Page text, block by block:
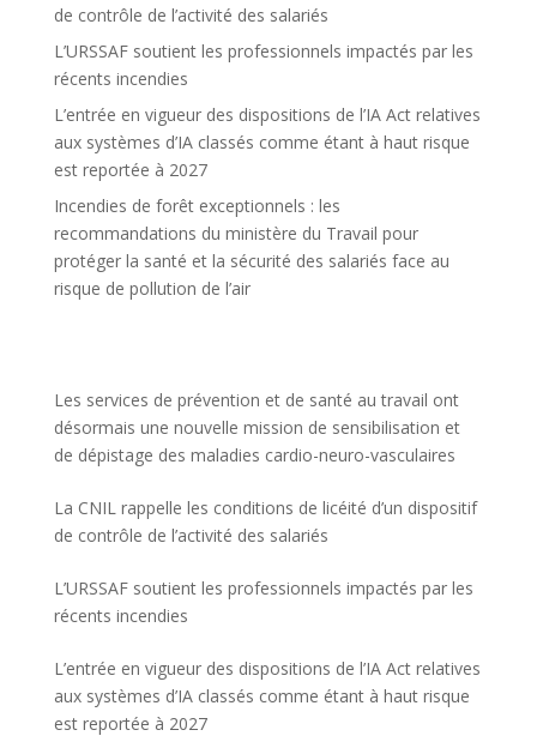
de contrôle de l’activité des salariés
L’URSSAF soutient les professionnels impactés par les
récents incendies
L’entrée en vigueur des dispositions de l’IA Act relatives
aux systèmes d’IA classés comme étant à haut risque
est reportée à 2027
Incendies de forêt exceptionnels : les
recommandations du ministère du Travail pour
protéger la santé et la sécurité des salariés face au
risque de pollution de l’air
Les services de prévention et de santé au travail ont
désormais une nouvelle mission de sensibilisation et
de dépistage des maladies cardio-neuro-vasculaires
La CNIL rappelle les conditions de licéité d’un dispositif
de contrôle de l’activité des salariés
L’URSSAF soutient les professionnels impactés par les
récents incendies
L’entrée en vigueur des dispositions de l’IA Act relatives
aux systèmes d’IA classés comme étant à haut risque
est reportée à 2027